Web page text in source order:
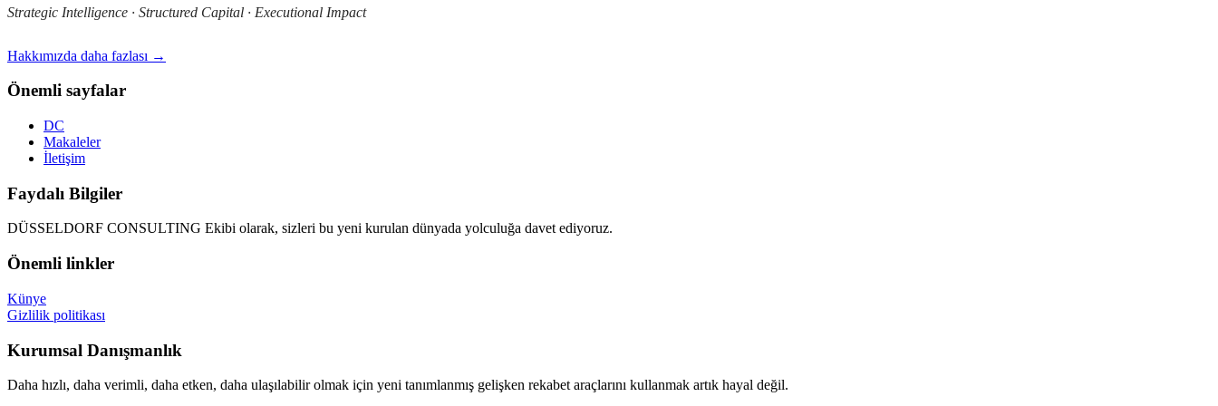
Strategic Intelligence · Structured Capital · Executional Impact
Hakkımızda daha fazlası →
Önemli sayfalar
DC
Makaleler
İletişim
Faydalı Bilgiler
DÜSSELDORF CONSULTING Ekibi olarak, sizleri bu yeni kurulan dünyada yolculuğa davet ediyoruz.
Önemli linkler
Künye
Gizlilik politikası
Kurumsal Danışmanlık
Daha hızlı, daha verimli, daha etken, daha ulaşılabilir olmak için yeni tanımlanmış gelişken rekabet araçlarını kullanmak artık hayal değil.